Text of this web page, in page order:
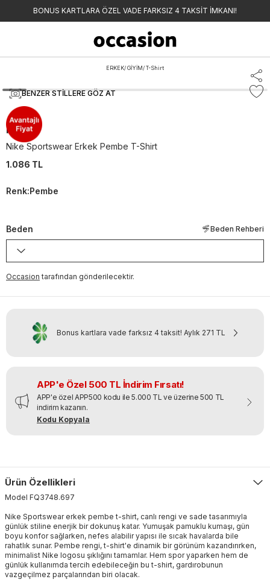
BONUS KARTLARA ÖZEL VADE FARKSIZ 4 TAKSİT İMKANI!
ERKEK/GİYİM/T-Shirt
BENZER STILLERE GÖZ AT
Nike
Nike Sportswear Erkek Pembe T-Shirt
1.086 TL
Renk:Pembe
Beden Beden Rehberi
Occasion tarafından gönderilecektir.
Bonus kartlara vade farksız 4 taksit! Aylık 271 TL
APP'e Özel 500 TL İndirim Fırsatı!
APP'e özel APP500 kodu ile 5.000 TL ve üzerine 500 TL
indirim kazanın.
Kodu Kopyala
Ürün Özellikleri
Model FQ3748.697
Nike Sportswear erkek pembe t-shirt, canlı rengi ve sade tasarımıyla
günlük stiline enerjik bir dokunuş katar. Yumuşak pamuklu kumaşı, gün
boyu konfor sağlarken, nefes alabilir yapısı ile sıcak havalarda bile
rahatlık sunar. Pembe rengi, t-shirt'e dinamik bir görünüm kazandırırken,
minimalist Nike logosu şıklığını tamamlar. Hem spor yaparken hem de
günlük kullanımda tercih edebileceğin bu t-shirt, gardırobunun
vazgeçilmez parçalarından biri olacak.